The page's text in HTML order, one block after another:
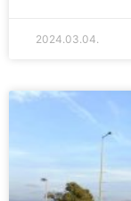
2024.03.04.